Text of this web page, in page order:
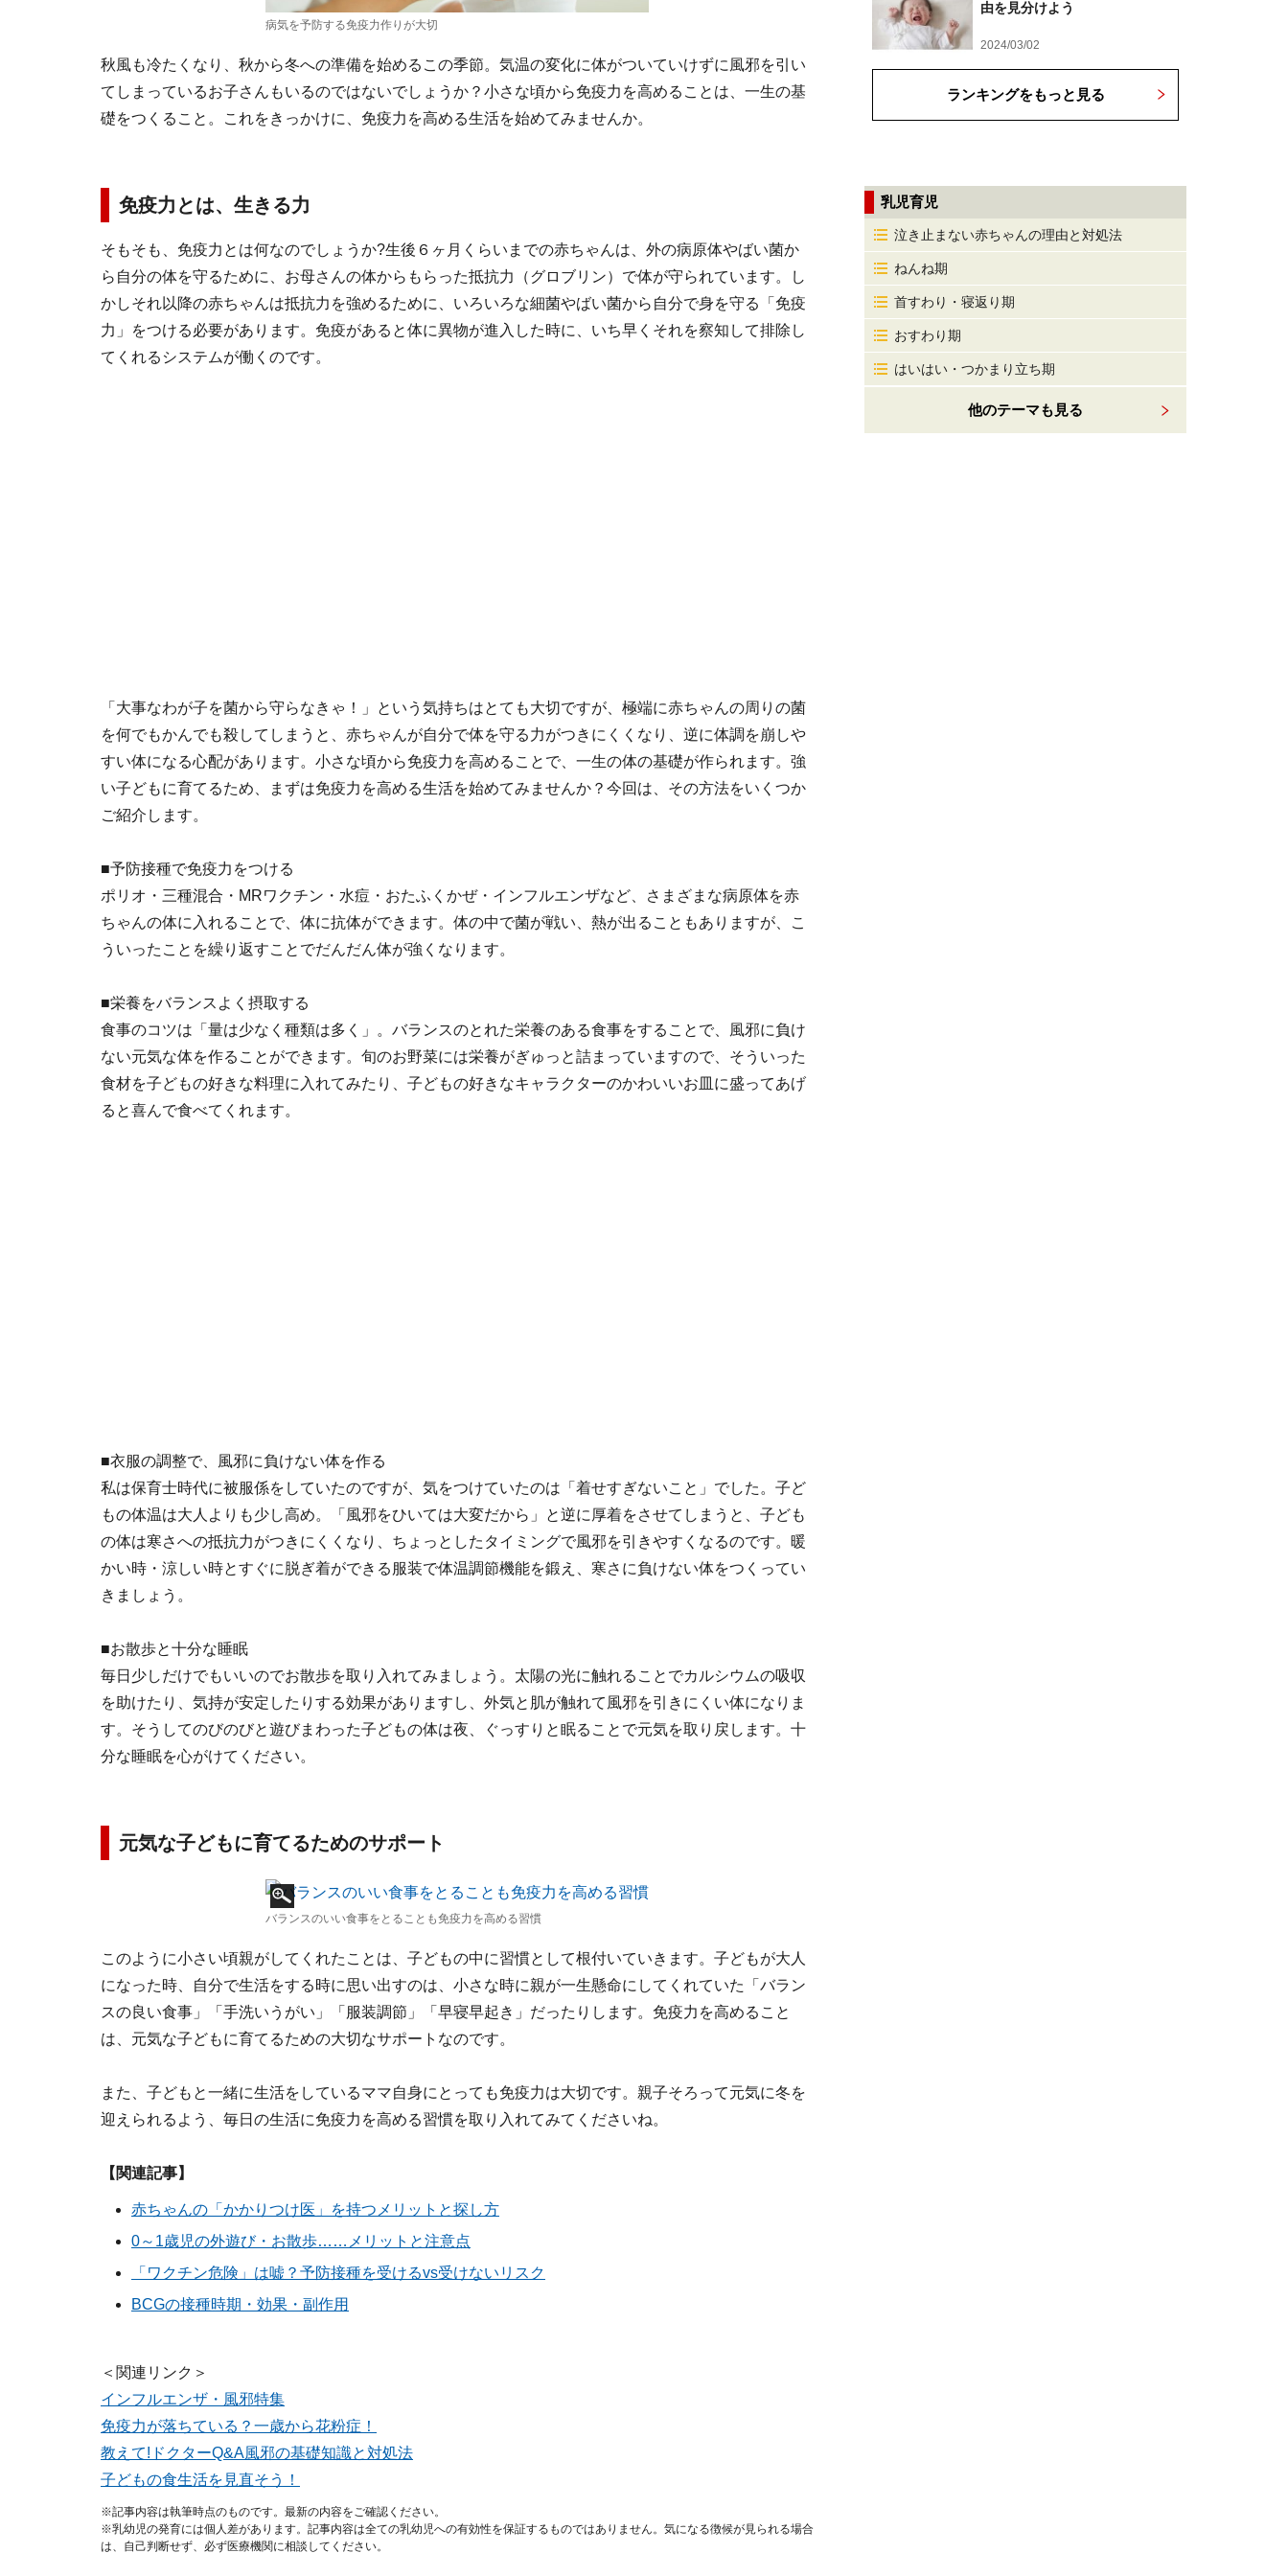
病気を予防する免疫力作りが大切
秋風も冷たくなり、秋から冬への準備を始めるこの季節。気温の変化に体がついていけずに風邪を引い
てしまっているお子さんもいるのではないでしょうか？小さな頃から免疫力を高めることは、一生の基
礎をつくること。これをきっかけに、免疫力を高める生活を始めてみませんか。
免疫力とは、生きる力
そもそも、免疫力とは何なのでしょうか?生後６ヶ月くらいまでの赤ちゃんは、外の病原体やばい菌か
ら自分の体を守るために、お母さんの体からもらった抵抗力（グロブリン）で体が守られています。し
かしそれ以降の赤ちゃんは抵抗力を強めるために、いろいろな細菌やばい菌から自分で身を守る「免疫
力」をつける必要があります。免疫があると体に異物が進入した時に、いち早くそれを察知して排除し
てくれるシステムが働くのです。
「大事なわが子を菌から守らなきゃ！」という気持ちはとても大切ですが、極端に赤ちゃんの周りの菌
を何でもかんでも殺してしまうと、赤ちゃんが自分で体を守る力がつきにくくなり、逆に体調を崩しや
すい体になる心配があります。小さな頃から免疫力を高めることで、一生の体の基礎が作られます。強
い子どもに育てるため、まずは免疫力を高める生活を始めてみませんか？今回は、その方法をいくつか
ご紹介します。
■予防接種で免疫力をつける
ポリオ・三種混合・MRワクチン・水痘・おたふくかぜ・インフルエンザなど、さまざまな病原体を赤
ちゃんの体に入れることで、体に抗体ができます。体の中で菌が戦い、熱が出ることもありますが、こ
ういったことを繰り返すことでだんだん体が強くなります。
■栄養をバランスよく摂取する
食事のコツは「量は少なく種類は多く」。バランスのとれた栄養のある食事をすることで、風邪に負け
ない元気な体を作ることができます。旬のお野菜には栄養がぎゅっと詰まっていますので、そういった
食材を子どもの好きな料理に入れてみたり、子どもの好きなキャラクターのかわいいお皿に盛ってあげ
ると喜んで食べてくれます。
■衣服の調整で、風邪に負けない体を作る
私は保育士時代に被服係をしていたのですが、気をつけていたのは「着せすぎないこと」でした。子ど
もの体温は大人よりも少し高め。「風邪をひいては大変だから」と逆に厚着をさせてしまうと、子ども
の体は寒さへの抵抗力がつきにくくなり、ちょっとしたタイミングで風邪を引きやすくなるのです。暖
かい時・涼しい時とすぐに脱ぎ着ができる服装で体温調節機能を鍛え、寒さに負けない体をつくってい
きましょう。
■お散歩と十分な睡眠
毎日少しだけでもいいのでお散歩を取り入れてみましょう。太陽の光に触れることでカルシウムの吸収
を助けたり、気持が安定したりする効果がありますし、外気と肌が触れて風邪を引きにくい体になりま
す。そうしてのびのびと遊びまわった子どもの体は夜、ぐっすりと眠ることで元気を取り戻します。十
分な睡眠を心がけてください。
元気な子どもに育てるためのサポート
バランスのいい食事をとることも免疫力を高める習慣
このように小さい頃親がしてくれたことは、子どもの中に習慣として根付いていきます。子どもが大人
になった時、自分で生活をする時に思い出すのは、小さな時に親が一生懸命にしてくれていた「バラン
スの良い食事」「手洗いうがい」「服装調節」「早寝早起き」だったりします。免疫力を高めること
は、元気な子どもに育てるための大切なサポートなのです。
また、子どもと一緒に生活をしているママ自身にとっても免疫力は大切です。親子そろって元気に冬を
迎えられるよう、毎日の生活に免疫力を高める習慣を取り入れてみてくださいね。
【関連記事】
赤ちゃんの「かかりつけ医」を持つメリットと探し方
0～1歳児の外遊び・お散歩……メリットと注意点
「ワクチン危険」は嘘？予防接種を受けるvs受けないリスク
BCGの接種時期・効果・副作用
＜関連リンク＞
インフルエンザ・風邪特集
免疫力が落ちている？一歳から花粉症！
教えて!ドクターQ&A風邪の基礎知識と対処法
子どもの食生活を見直そう！
※記事内容は執筆時点のものです。最新の内容をご確認ください。
※乳幼児の発育には個人差があります。記事内容は全ての乳幼児への有効性を保証するものではありません。気になる徴候が見られる場合
は、自己判断せず、必ず医療機関に相談してください。
由を見分けよう
2024/03/02
ランキングをもっと見る
乳児育児
泣き止まない赤ちゃんの理由と対処法
ねんね期
首すわり・寝返り期
おすわり期
はいはい・つかまり立ち期
他のテーマも見る